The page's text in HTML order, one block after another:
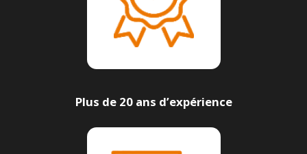
Plus de 20 ans d’expérience